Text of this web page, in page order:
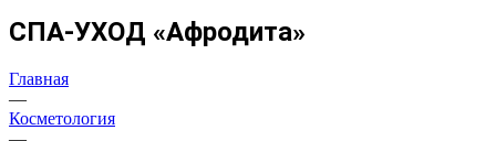
СПА-УХОД «Афродита»
Главная
—
Косметология